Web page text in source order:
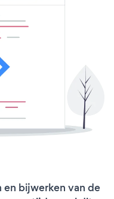
en bijwerken van de